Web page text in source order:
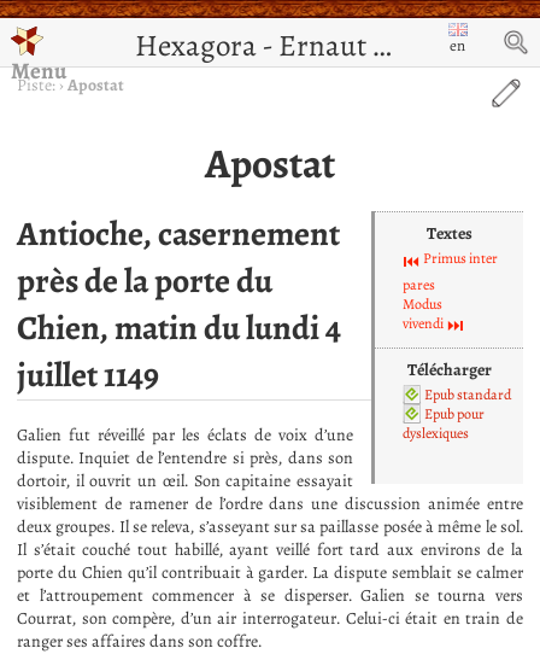
Hexagora - Ernaut de Jérusalem
Menu
en
Piste:›Apostat
Apostat
Textes
Primus inter
pares
Modus
vivendi
Télécharger
Epub standard
Epub pour
dyslexiques
Antioche, casernement
près de la porte du
Chien, matin du lundi 4
juillet 1149
Galien fut réveillé par les éclats de voix d’une
dispute. Inquiet de l’entendre si près, dans son
dortoir, il ouvrit un œil. Son capitaine essayait
visiblement de ramener de l’ordre dans une discussion animée entre
deux groupes. Il se releva, s’asseyant sur sa paillasse posée à même le sol.
Il s’était couché tout habillé, ayant veillé fort tard aux environs de la
porte du Chien qu’il contribuait à garder. La dispute semblait se calmer
et l’attroupement commencer à se disperser. Galien se tourna vers
Courrat, son compère, d’un air interrogateur. Celui-ci était en train de
ranger ses affaires dans son coffre.